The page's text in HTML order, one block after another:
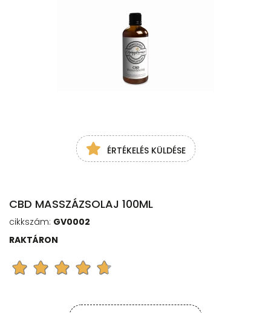
ÉRTÉKELÉS KÜLDÉSE
CBD MASSZÁZSOLAJ 100ML
cikkszám: GV0002
RAKTÁRON